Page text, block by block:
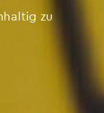
zu